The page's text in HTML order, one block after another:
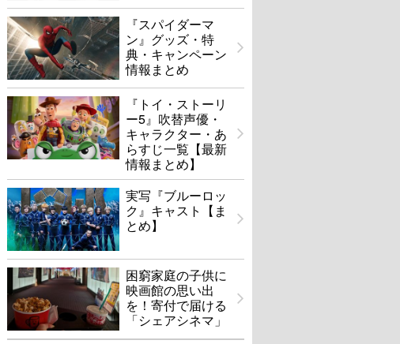
『スパイダーマ
ン』グッズ・特
典・キャンペーン
情報まとめ
『トイ・ストーリ
ー5』吹替声優・
キャラクター・あ
らすじ一覧【最新
情報まとめ】
実写『ブルーロッ
ク』キャスト【ま
とめ】
困窮家庭の子供に
映画館の思い出
を！寄付で届ける
「シェアシネマ」